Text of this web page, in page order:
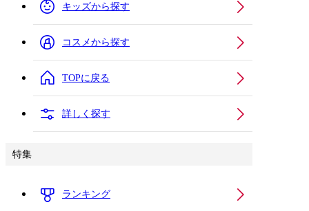
キッズから探す
コスメから探す
TOPに戻る
詳しく探す
特集
ランキング